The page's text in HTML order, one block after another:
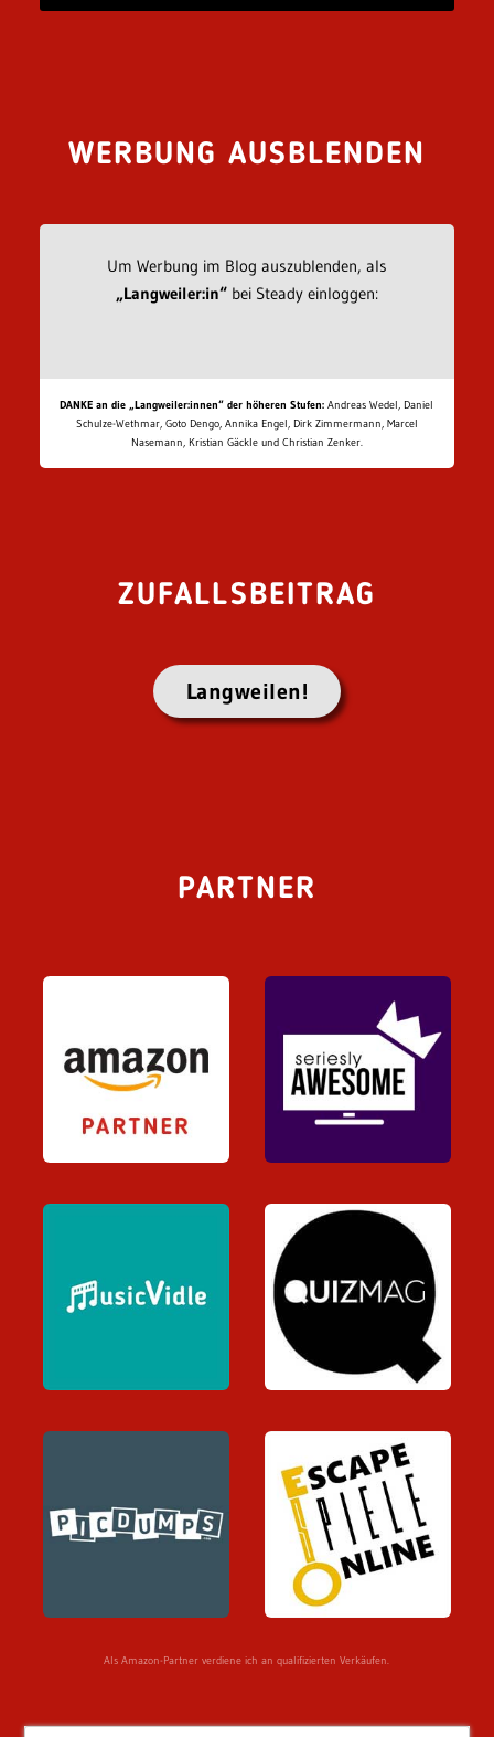
WERBUNG AUSBLENDEN
Um Werbung im Blog auszublenden, als
„Langweiler:in“bei Steady einloggen:
DANKE an die „Langweiler:innen“ der höheren Stufen: Andreas Wedel, Daniel
Schulze-Wethmar, Goto Dengo, Annika Engel, Dirk Zimmermann, Marcel
Nasemann, Kristian Gäckle und Christian Zenker.
ZUFALLSBEITRAG
Langweilen!
PARTNER
Als Amazon-Partner verdiene ich an qualifizierten Verkäufen.